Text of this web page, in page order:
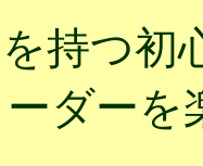
持つ初
ダーを